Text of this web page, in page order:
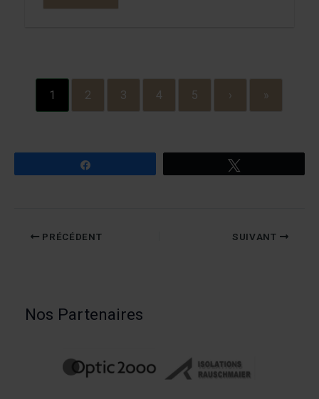
1 2 3 4 5 › »
PRÉCÉDENT SUIVANT
Nos Partenaires